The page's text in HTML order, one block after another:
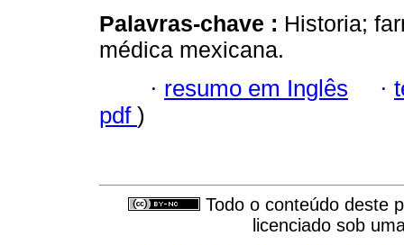
Palavras-chave : Historia;
médica mexicana.
· resumo em Inglês ·
pdf )
Todo o conteúdo deste
licenciado sob